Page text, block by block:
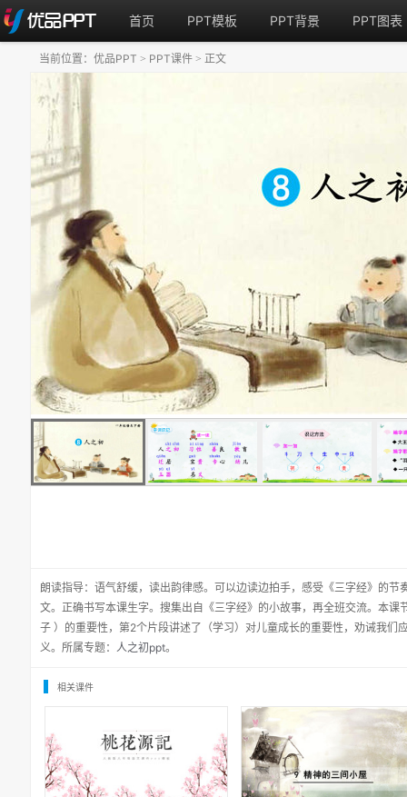
首页 PPT模板 PPT背景 PPT图表
朗读指导：语气舒缓，读出韵律感。可以边读边拍手，感受《三字经》的节
文。正确书写本课生字。搜集出自《三字经》的小故事，再全班交流。本课
子 ）的重要性，第2个片段讲述了（学习）对儿童成长的重要性，劝诫我们
义。所属专题： 人之初ppt。
当前位置： 优品PPT > PPT课件 > 正文
相关课件